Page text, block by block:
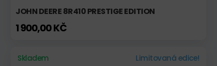
JOHN DEERE 8R410 PRESTIGE EDITION
1 900,00 KČ
Skladem
Limitovaná edice!